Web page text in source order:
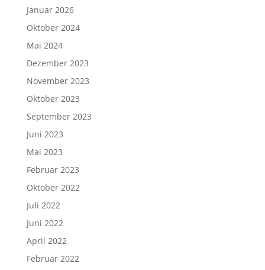
Januar 2026
Oktober 2024
Mai 2024
Dezember 2023
November 2023
Oktober 2023
September 2023
Juni 2023
Mai 2023
Februar 2023
Oktober 2022
Juli 2022
Juni 2022
April 2022
Februar 2022